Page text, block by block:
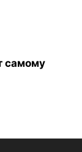
самому